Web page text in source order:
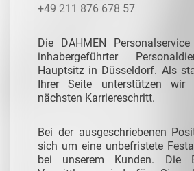
+49 211 876 678 57
Die DAHMEN
inhabergeführter
Hauptsitz in Düsseldorf. Als
Ihrer Seite unterstützen
nächsten Karriereschritt.
Bei der ausgeschriebenen
sich um eine unbefristete
bei unserem Kunden. Die